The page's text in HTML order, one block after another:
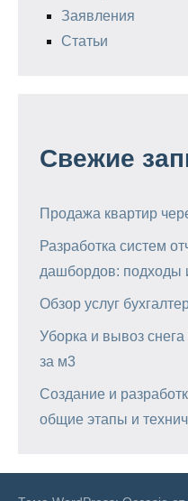
Заявления
Статьи
Свежие
Продажа квартир
Разработка систем
дашбордов: подходы
Обзор услуг
Уборка и вывоз
за м3
Создание и
общие этапы и